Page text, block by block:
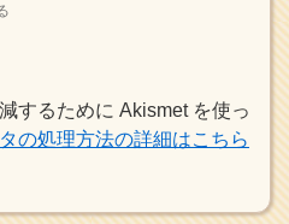
するために Akismet を使っ
の処理方法の詳細はこちら